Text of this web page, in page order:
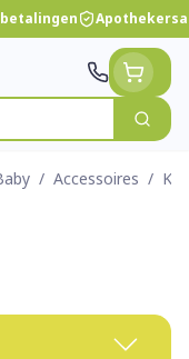
Zoek
/ Accessoires /